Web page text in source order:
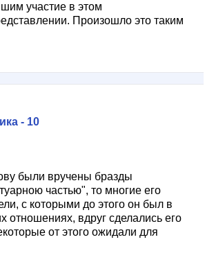
участие в этом
Произошло это таким
- 10
были вручены бразды
частью", то многие его
с которыми до этого он был в
отношениях, вдруг сделались его
от этого ожидали для